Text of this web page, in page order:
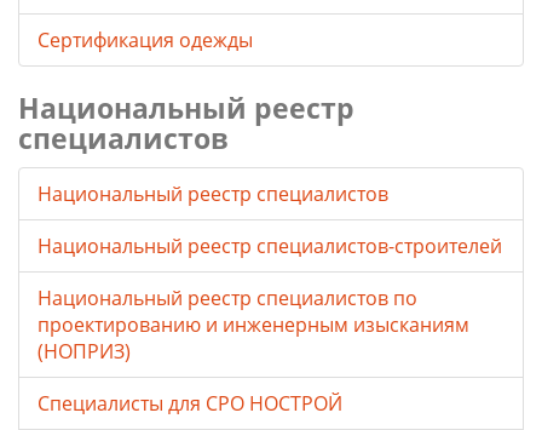
Сертификация одежды
Национальный реестр
специалистов
Национальный реестр специалистов
Национальный реестр специалистов-строителей
Национальный реестр специалистов по
проектированию и инженерным изысканиям
(НОПРИЗ)
Специалисты для СРО НОСТРОЙ